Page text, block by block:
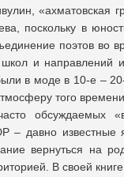
«ахматовская
поскольку в
поэтов во
школ и
в моде в 10-е –
того времени.
обсуждаемых
– давно известные
вернуться на
В своей